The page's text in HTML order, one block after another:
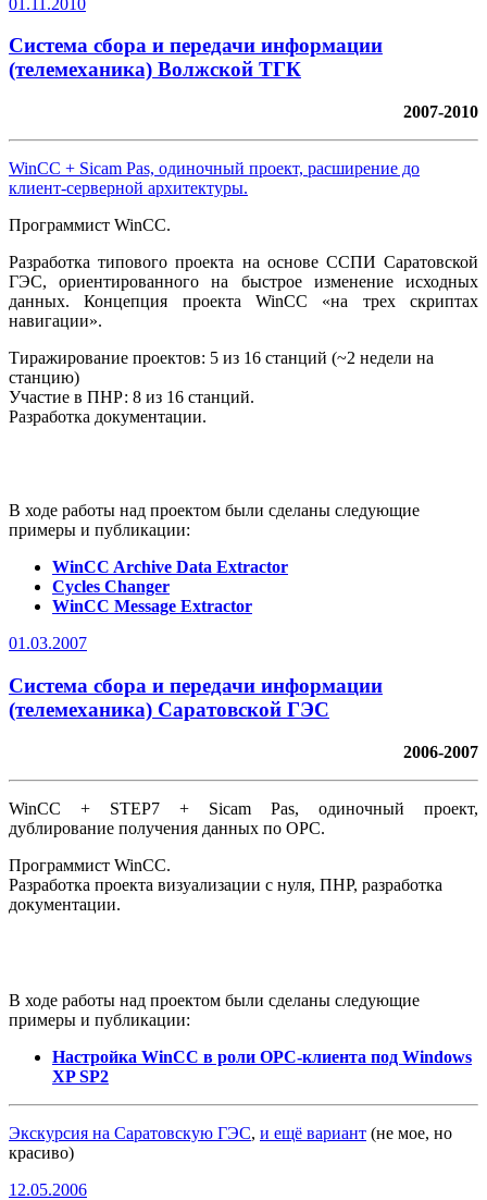
Система сбора и передачи информации
(телемеханика) Волжской ТГК
2007-2010
WinCC + Sicam Pas, одиночный проект, расширение до
клиент-серверной архитектуры.
Программист WinCC.
Разработка типового проекта на основе ССПИ Саратовской
ГЭС, ориентированного на быстрое изменение исходных
данных. Концепция проекта WinCC «на трех скриптах
навигации».
Тиражирование проектов: 5 из 16 станций (~2 недели на
станцию)
Участие в ПНР: 8 из 16 станций.
Разработка документации.
В ходе работы над проектом были сделаны следующие
примеры и публикации:
WinCC Archive Data Extractor
Cycles Changer
WinCC Message Extractor
01.03.2007
Система сбора и передачи информации
(телемеханика) Саратовской ГЭС
2006-2007
WinCC + STEP7 + Sicam Pas, одиночный проект,
дублирование получения данных по OPC.
Программист WinCC.
Разработка проекта визуализации с нуля, ПНР, разработка
документации.
В ходе работы над проектом были сделаны следующие
примеры и публикации:
Настройка WinCC в роли OPC-клиента под Windows
XP SP2
Экскурсия на Саратовскую ГЭС, и ещё вариант (не мое, но
красиво)
12.05.2006